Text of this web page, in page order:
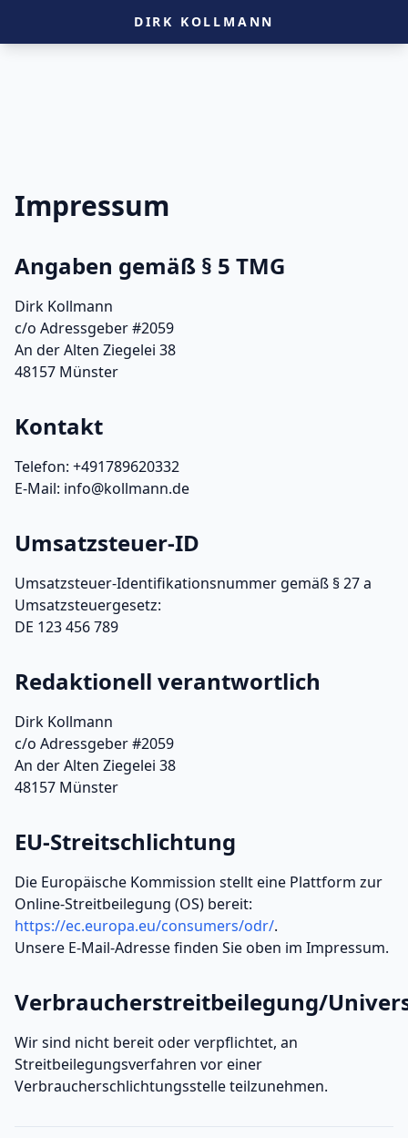
DIRK KOLLMANN
Impressum
Angaben gemäß § 5 TMG
Dirk Kollmann
c/o Adressgeber #2059
An der Alten Ziegelei 38
48157 Münster
Kontakt
Telefon: +491789620332
E-Mail: info@kollmann.de
Umsatzsteuer-ID
Umsatzsteuer-Identifikationsnummer gemäß § 27 a
Umsatzsteuergesetz:
DE 123 456 789
Redaktionell verantwortlich
Dirk Kollmann
c/o Adressgeber #2059
An der Alten Ziegelei 38
48157 Münster
EU-Streitschlichtung
Die Europäische Kommission stellt eine Plattform zur
Online-Streitbeilegung (OS) bereit:
https://ec.europa.eu/consumers/odr/.
Unsere E-Mail-Adresse finden Sie oben im Impressum.
Verbraucherstreitbeilegung/
Wir sind nicht bereit oder verpflichtet, an
Streitbeilegungsverfahren vor einer
Verbraucherschlichtungsstelle teilzunehmen.